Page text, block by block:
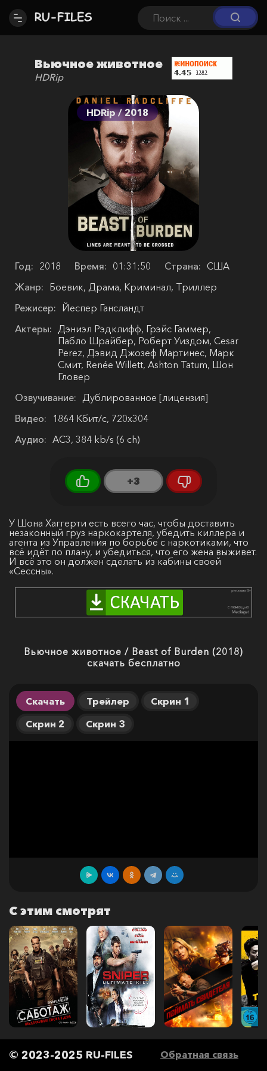
Вьючное животное
HDRip
HDRip / 2018
Год: 2018 Время: 01:31:50 Страна: США
Жанр: Боевик, Драма, Криминал, Триллер
Режисер: Йеспер Гансландт
Актеры: Дэниэл Рэдклифф, Грэйс Гаммер,
Пабло Шрайбер, Роберт Уиздом, Cesar
Perez, Дэвид Джозеф Мартинес, Марк
Смит, Renée Willett, Ashton Tatum, Шон
Гловер
Озвучивание: Дублированное [лицензия]
Видео:
1864 Кбит/с, 720x304
Аудио: AC3, 384 kb/s (6 ch)
+3
У Шона Хаггерти есть всего час, чтобы доставить
незаконный груз наркокартеля, убедить киллера и
агента из Управления по борьбе с наркотиками, что
всё идёт по плану, и убедиться, что его жена выживет.
И всё это он должен сделать из кабины своей
«Сессны».
Вьючное животное / Beast of Burden (2018)
скачать бесплатно
Скачать Трейлер
Скрин 1
Скрин 2
Скрин 3
С этим смотрят
© 2023-2025 RU-FILES Обратная связь